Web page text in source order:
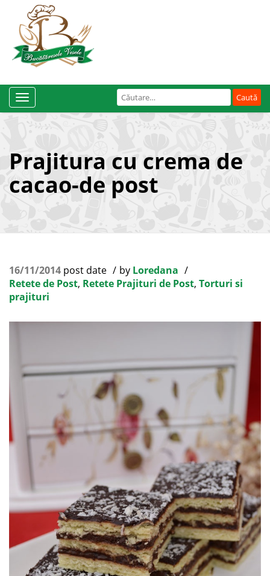
Caută
după:
Toggle
Navigation
Prajitura cu crema de
cacao-de post
16/11/2014 post date by Loredana
Retete de Post, Retete Prajituri de Post, Torturi si
prajituri